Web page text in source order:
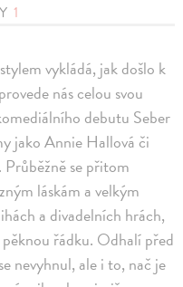
1
vykládá, jak došlo k
nás celou svou
debutu Seber
jako Annie Hallová či
se přitom
láskám a velkým
a divadelních hrách,
řádku. Odhalí před
nevyhnul, ale i to, nač je